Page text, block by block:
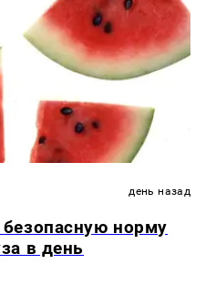
день назад
норму
в день